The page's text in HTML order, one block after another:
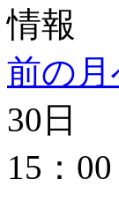
情報
前の月
30日
15：